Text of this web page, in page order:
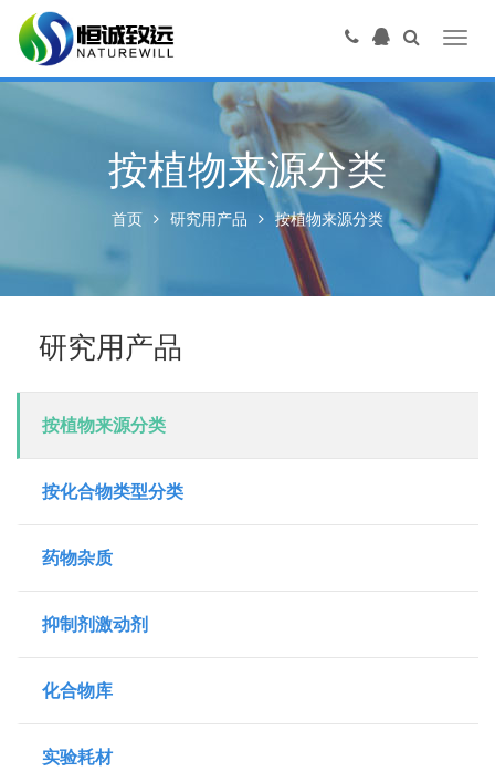
按植物来源分类
首页 研究用产品 按植物来源分类
研究用产品
按植物来源分类
按化合物类型分类
药物杂质
抑制剂激动剂
化合物库
实验耗材